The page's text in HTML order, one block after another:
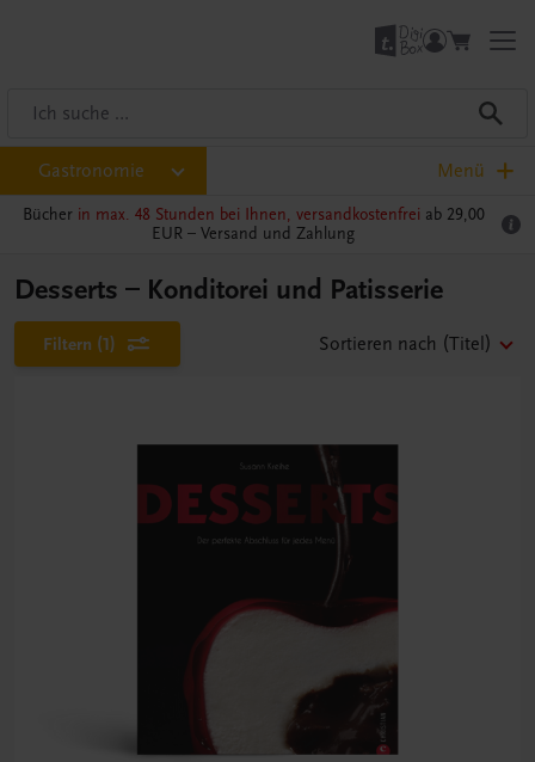
Gastronomie Menü
Bücher in max. 48 Stunden bei Ihnen, versandkostenfrei ab 29,00
EUR – Versand und Zahlung
Desserts – Konditorei und Patisserie
Filtern (1) Sortieren nach (Titel)